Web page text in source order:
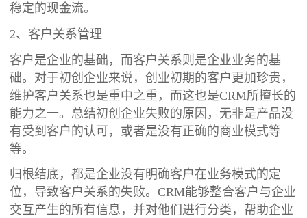
稳定的现金流。
2、客户关系管理
客户是企业的基础，而客户关系则是企业业务的基
础。对于初创企业来说，创业初期的客户更加珍贵，
维护客户关系也是重中之重，而这也是CRM所擅长的
能力之一。总结初创企业失败的原因，无非是产品没
有受到客户的认可，或者是没有正确的商业模式等
等。
归根结底，都是企业没有明确客户在业务模式的定
位，导致客户关系的失败。CRM能够整合客户与企业
交互产生的所有信息，并对他们进行分类，帮助企业